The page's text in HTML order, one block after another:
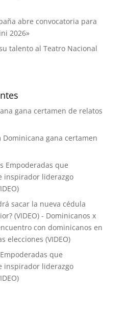
abre convocatoria para
2026»
talento al Teatro Nacional
gana certamen de relatos
Dominicana gana certamen
Empoderadas que
inspirador liderazgo
sacar la nueva cédula
(VIDEO) - Dominicanos x
con dominicanos en
elecciones (VIDEO)
que
inspirador liderazgo